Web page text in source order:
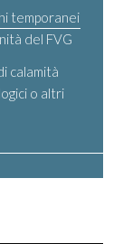
temporanei
del FVG
calamità
o altri